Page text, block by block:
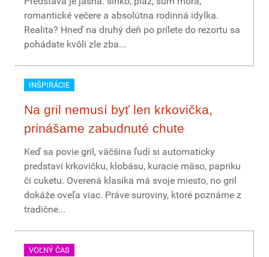
romantické večere a absolútna rodinná idylka.
Realita? Hneď na druhý deň po prílete do rezortu sa
pohádate kvôli zle zba...
INŠPIRÁCIE
Na gril nemusí byť len krkovička,
prinášame zabudnuté chute
Keď sa povie gril, väčšina ľudí si automaticky
predstaví krkovičku, klobásu, kuracie mäso, papriku
či cuketu. Overená klasika má svoje miesto, no gril
dokáže oveľa viac. Práve suroviny, ktoré poznáme z
tradične...
VOĽNÝ ČAS